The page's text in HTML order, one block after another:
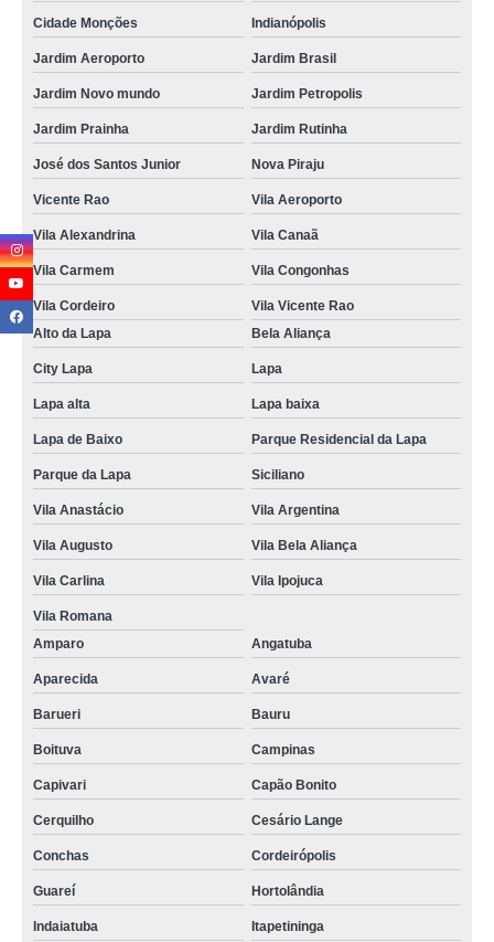
Cidade Monções Indianópolis
Jardim Aeroporto Jardim Brasil
Jardim Novo mundo Jardim Petropolis
Jardim Prainha Jardim Rutinha
José dos Santos Junior Nova Piraju
Vicente Rao Vila Aeroporto
Vila Alexandrina Vila Canaã
Vila Carmem Vila Congonhas
Vila Cordeiro
Vila Vicente Rao
Alto da Lapa
Bela Aliança
City Lapa Lapa
Lapa alta Lapa baixa
Lapa de Baixo Parque Residencial da Lapa
Parque da Lapa Siciliano
Vila Anastácio Vila Argentina
Vila Augusto Vila Bela Aliança
Vila Carlina Vila Ipojuca
Vila Romana
Amparo
Angatuba
Aparecida Avaré
Barueri Bauru
Boituva Campinas
Capivari Capão Bonito
Cerquilho Cesário Lange
Conchas Cordeirópolis
Guareí Hortolândia
Indaiatuba Itapetininga